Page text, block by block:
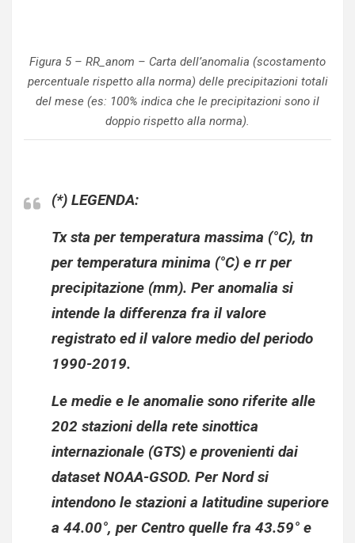
Figura 5 – RR_anom – Carta dell’anomalia (scostamento
percentuale rispetto alla norma) delle precipitazioni totali
del mese (es: 100% indica che le precipitazioni sono il
doppio rispetto alla norma).
(*) LEGENDA:
Tx sta per temperatura massima (°C), tn
per temperatura minima (°C) e rr per
precipitazione (mm). Per anomalia si
intende la differenza fra il valore
registrato ed il valore medio del periodo
1990-2019.
Le medie e le anomalie sono riferite alle
202 stazioni della rete sinottica
internazionale (GTS) e provenienti dai
dataset NOAA-GSOD. Per Nord si
intendono le stazioni a latitudine superiore
a 44.00°, per Centro quelle fra 43.59° e